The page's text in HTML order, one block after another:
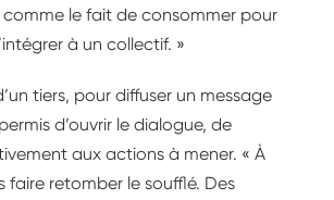
le fait de consommer pour
à un collectif. »
tiers, pour diffuser un message
d’ouvrir le dialogue, de
aux actions à mener. « À
faire retomber le soufflé. Des